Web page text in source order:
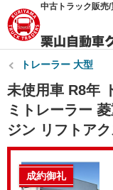
中古トラック販売
トレーラー 大型
未使用車 R8年
ミトレーラー
ジン リフトア
成約御礼